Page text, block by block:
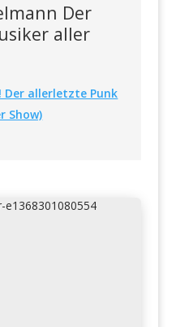
Der
aller
Der allerletzte Punk
Show)